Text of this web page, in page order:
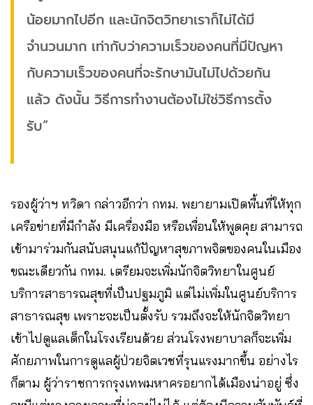
น้อยมากไปอีก และนักจิตวิทยาเราก็ไม่ได้มี
จำนวนมาก เท่ากับว่าความเร็วของคนที่มีปัญหา
กับความเร็วของคนที่จะรักษามันไม่ไปด้วยกัน
แล้ว ดังนั้น วิธีการทำงานต้องไม่ใช่วิธีการตั้ง
รับ”
รองผู้ว่าฯ ทวิดา กล่าวอีกว่า กทม. พยายามเปิดพื้นที่ให้ทุก
เครือข่ายที่มีกำลัง มีเครื่องมือ หรือเพื่อนให้พูดคุย สามารถ
เข้ามาร่วมกันสนับสนุนแก้ปัญหาสุขภาพจิตของคนในเมือง
ขณะเดียวกัน กทม. เตรียมจะเพิ่มนักจิตวิทยาในศูนย์
บริการสาธารณสุขที่เป็นปฐมภูมิ แต่ไม่เพิ่มในศูนย์บริการ
สาธารณสุข เพราะจะเป็นตั้งรับ รวมถึงจะให้นักจิตวิทยา
เข้าไปดูแลเด็กในโรงเรียนด้วย ส่วนโรงพยาบาลก็จะเพิ่ม
ศักยภาพในการดูแลผู้ป่วยจิตเวชที่รุนแรงมากขึ้น อย่างไร
ก็ตาม ผู้ว่าราชการกรุงเทพมหาครอยากได้เมืองน่าอยู่ ซึ่ง